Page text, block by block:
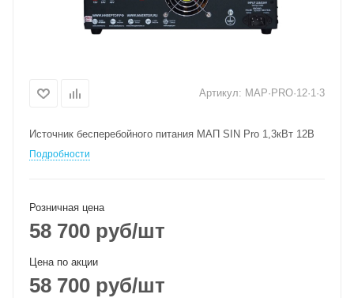
Артикул: MAP·PRO·12·1·3
Источник бесперебойного питания МАП SIN Pro 1,3кВт 12В
Подробности
Розничная цена
58 700 руб/шт
Цена по акции
58 700 руб/шт